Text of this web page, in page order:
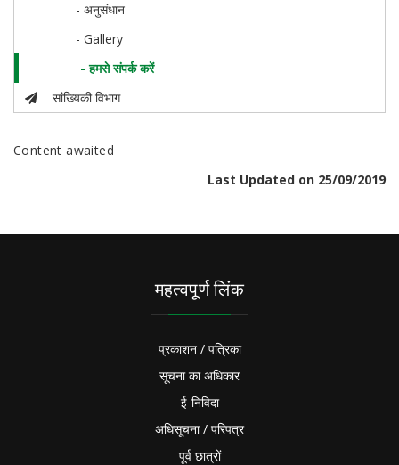
- अनुसंधान
- Gallery
- हमसे संपर्क करें
सांख्यिकी विभाग
Content awaited
Last Updated on 25/09/2019
महत्वपूर्ण लिंक
प्रकाशन / पत्रिका
सूचना का अधिकार
ई-निविदा
अधिसूचना / परिपत्र
पूर्व छात्रों